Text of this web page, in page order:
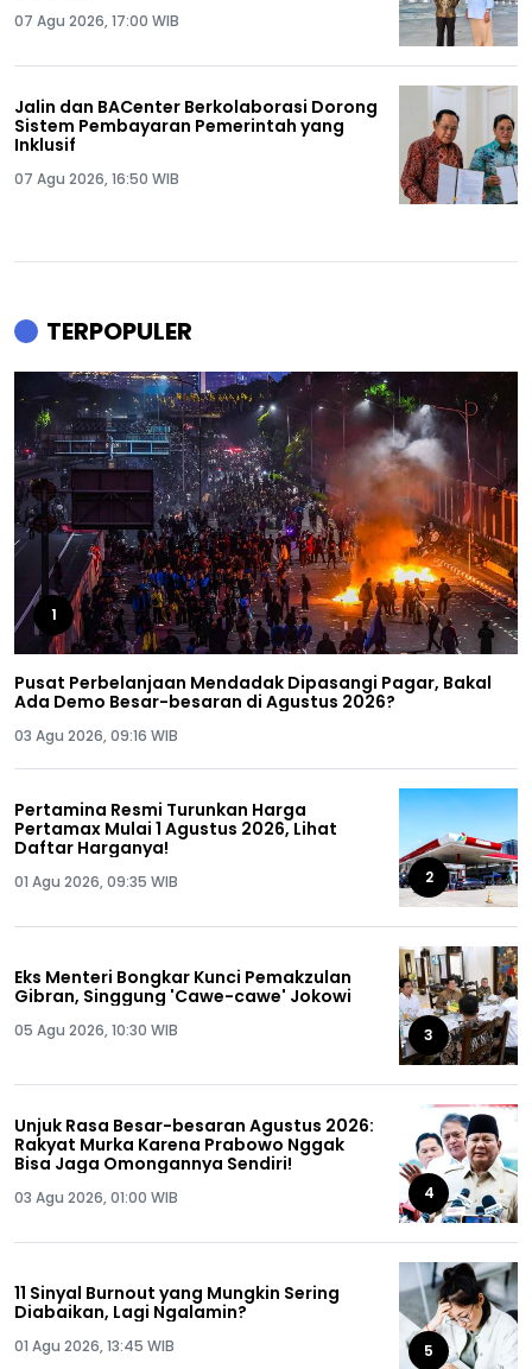
07 Agu 2026, 17:00 WIB
Jalin dan BACenter Berkolaborasi Dorong
Sistem Pembayaran Pemerintah yang
Inklusif
07 Agu 2026, 16:50 WIB
TERPOPULER
1
Pusat Perbelanjaan Mendadak Dipasangi Pagar, Bakal
Ada Demo Besar-besaran di Agustus 2026?
03 Agu 2026, 09:16 WIB
Pertamina Resmi Turunkan Harga
Pertamax Mulai 1 Agustus 2026, Lihat
Daftar Harganya!
01 Agu 2026, 09:35 WIB 2
Eks Menteri Bongkar Kunci Pemakzulan
Gibran, Singgung 'Cawe-cawe' Jokowi
05 Agu 2026, 10:30 WIB 3
Unjuk Rasa Besar-besaran Agustus 2026:
Rakyat Murka Karena Prabowo Nggak
Bisa Jaga Omongannya Sendiri!
03 Agu 2026, 01:00 WIB 4
11 Sinyal Burnout yang Mungkin Sering
Diabaikan, Lagi Ngalamin?
01 Agu 2026, 13:45 WIB 5